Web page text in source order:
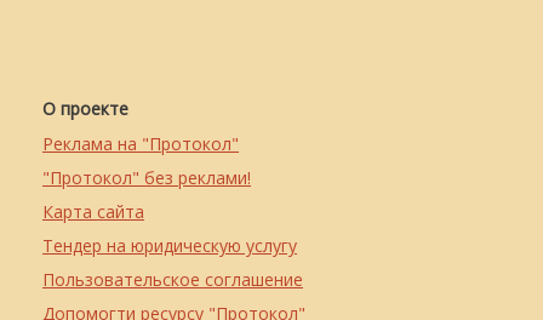
О проекте
Реклама на "Протокол"
"Протокол" без реклами!
Карта сайта
Тендер на юридическую услугу
Пользовательское соглашение
Допомогти ресурсу "Протокол"